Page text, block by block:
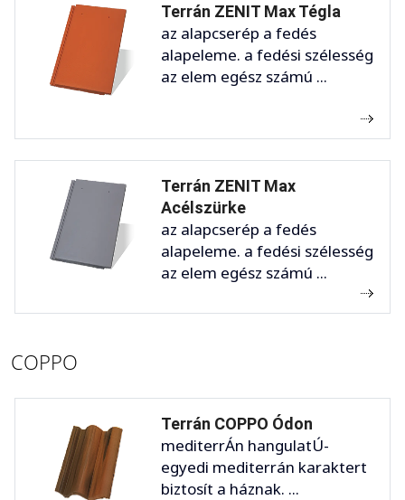
Terrán ZENIT Max Tégla
az alapcserép a fedés
alapeleme. a fedési szélesség
az elem egész számú ...
Terrán ZENIT Max
Acélszürke
az alapcserép a fedés
alapeleme. a fedési szélesség
az elem egész számú ...
COPPO
Terrán COPPO Ódon
mediterrÁn hangulatÚ-
egyedi mediterrán karaktert
biztosít a háznak. ...